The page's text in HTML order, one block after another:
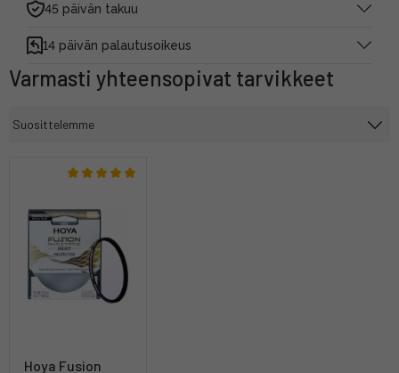
45 päivän takuu
14 päivän palautusoikeus
Varmasti yhteensopivat tarvikkeet
Hoya Fusion